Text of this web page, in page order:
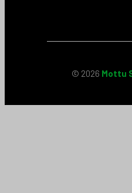
© 2026 Mottu